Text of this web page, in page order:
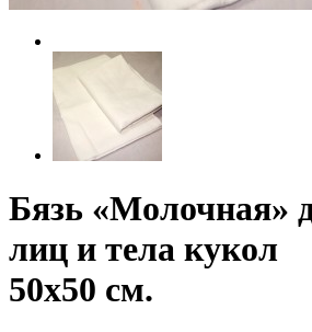
Бязь «Молочная»
лиц и тела кукол
50х50 см.